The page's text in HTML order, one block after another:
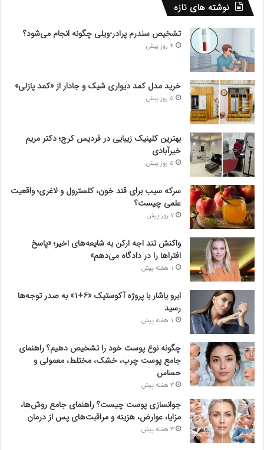
نوشته های تازه
تشخیص سندرم پرادر-ویلی چگونه انجام می‌شود؟
4 روز پیش
خرید مدل کمد دیواری شیک و جادار از «کمد پازلی»
5 روز پیش
بهترین کلینیک زیبایی در فردیس کرج؛ دکتر مریم
خیرآبادی
5 روز پیش
سرکه سیب برای قند خون، کلسترول و لاغری؛ واقعیت
علمی چیست؟
7 روز پیش
واکنش تند اجه ارکن به شایعه‌های اخیر؛ «پاسخ
افتراها را در دادگاه می‌دهم»
1 هفته پیش
ابرو یاشار با پروژه آکوستیک «۶+۱» به صدر توجه‌ها
رسید
1 هفته پیش
چگونه نوع پوست خود را تشخیص دهیم؟ راهنمای
جامع پوست چرب، خشک، مختلط، معمولی و
حساس
3 هفته پیش
جوانسازی پوست چیست؟ راهنمای جامع روش‌ها،
مزایا، عوارض، هزینه و مراقبت‌های پس از درمان
3 هفته پیش